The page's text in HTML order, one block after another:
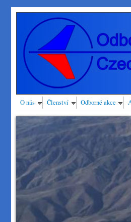
Přejít k hlavnímu obsahu
O nás Členství Odborné akce